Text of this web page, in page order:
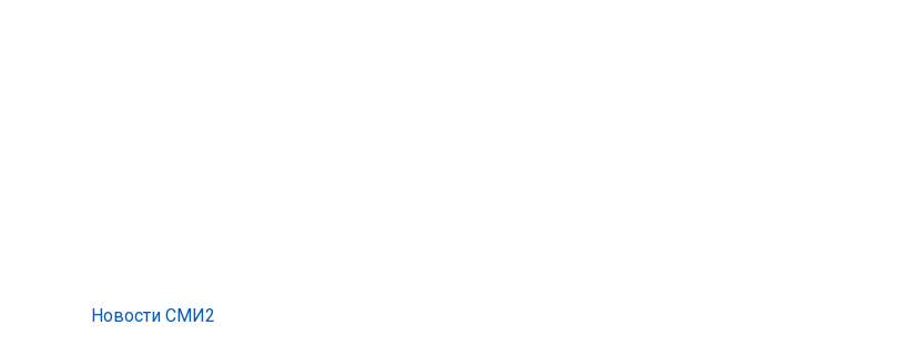
Новости СМИ2